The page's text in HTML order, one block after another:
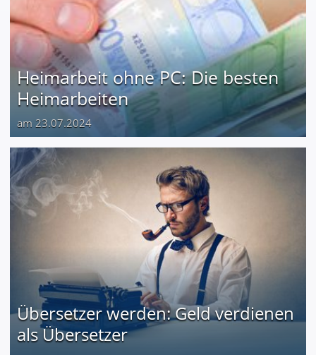
Heimarbeit ohne PC: Die besten
Heimarbeiten
am 23.07.2024
Übersetzer werden: Geld verdienen
als Übersetzer